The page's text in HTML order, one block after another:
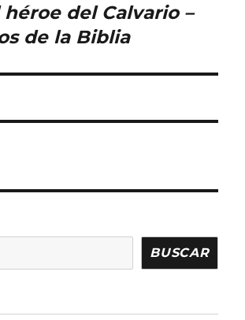
héroe del Calvario –
de la Biblia
BUSCAR